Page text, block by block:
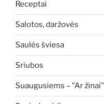
Receptai
Salotos, daržovės
Saulės šviesa
Sriubos
Suaugusiems – "Ar žinai"